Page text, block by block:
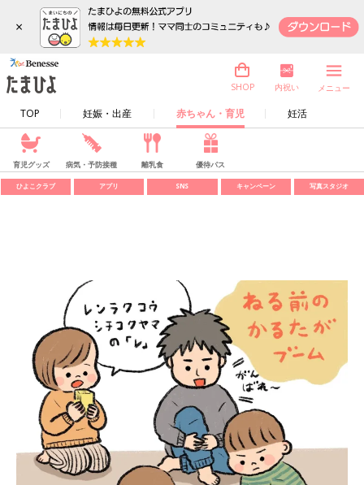
×
TOP 妊娠・出産 赤ちゃん・育児 妊活
SHOP 内祝い メニュー
育児グッズ 病気・予防接種 離乳食 優待パス
ひよこクラブ アプリ SNS キャンペーン 写真スタジオ